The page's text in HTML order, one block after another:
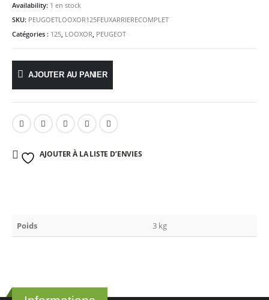
Availability: 1 en stock
SKU: PEUGOETLOOXOR125FEUXARRIERECOMPLET
Catégories : 125 LOOXOR PEUGEOT
AJOUTER AU PANIER
AJOUTER À LA LISTE D’ENVIES
Poids 3 kg